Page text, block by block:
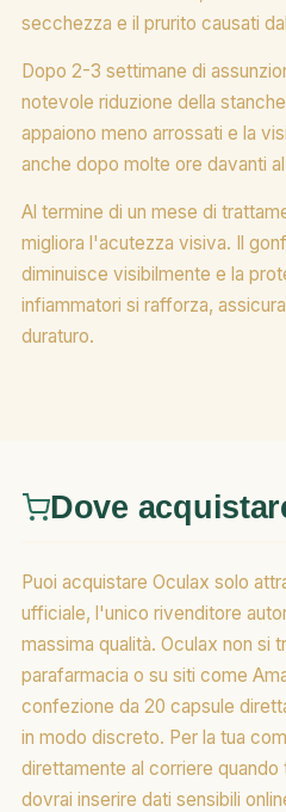
secchezza e il prurito causati
Dopo 2-3 settimane di
notevole riduzione della
appaiono meno arrossati e la
anche dopo molte ore davanti
Al termine di un mese di
migliora l'acutezza visiva. Il
diminuisce visibilmente e la
infiammatori si rafforza,
duraturo.
Dove
Puoi acquistare Oculax solo
ufficiale, l'unico rivenditore
massima qualità. Oculax non si
parafarmacia o su siti come
confezione da 20 capsule
in modo discreto. Per la tua
direttamente al corriere
dovrai inserire dati sensibili